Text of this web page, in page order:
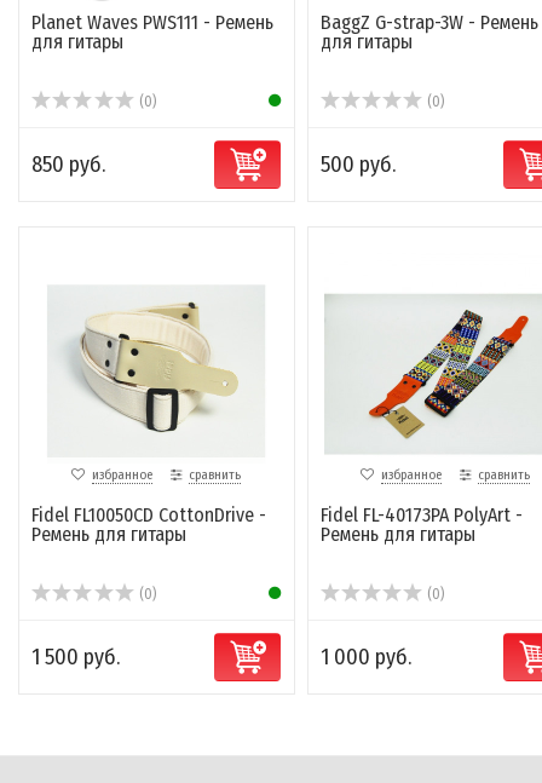
Planet Waves PWS111 - Ремень
для гитары
(0)
850 руб.
BaggZ G-strap-3W - Ремень
для гитары
(0)
500 руб.
избранное сравнить
Fidel FL10050CD CottonDrive -
Ремень для гитары
(0)
1 500 руб.
избранное сравнить
Fidel FL-40173PA PolyArt -
Ремень для гитары
(0)
1 000 руб.